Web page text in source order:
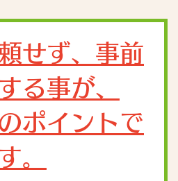
せず、事前
る事が、
ポイントで
す。